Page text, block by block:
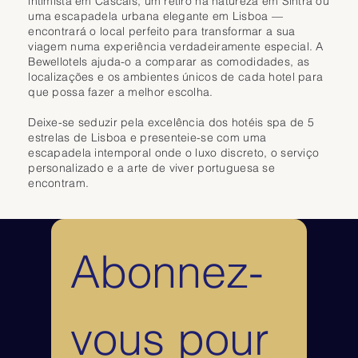
ajudar a manter a sua rotina de exercício.
Para refeições, o restaurante Cenário oferece um menu diversificado
de cozinha portuguesa e internacional, adequado tanto para almoços
de negócios como para jantares mais descontraídos. O bar lounge
contemporâneo completa a experiência num ambiente acolhedor. Com
Grand Lisboa Hotel & Spa é uma opção atraente para uma estadia de 5
estrelas em Lisboa, combinando acessibilidade, conforto e
relaxamento.
uma escapadela urbana elegante em Lisboa —
encontrará o local perfeito para transformar a sua
viagem numa experiência verdadeiramente especial. A
Bewellotels ajuda-o a comparar as comodidades, as
localizações e os ambientes únicos de cada hotel para
que possa fazer a melhor escolha.
Deixe-se seduzir pela excelência dos hotéis spa de 5
estrelas de Lisboa e presenteie-se com uma
escapadela intemporal onde o luxo discreto, o serviço
personalizado e a arte de viver portuguesa se
encontram.
Abonnez-
vous pour